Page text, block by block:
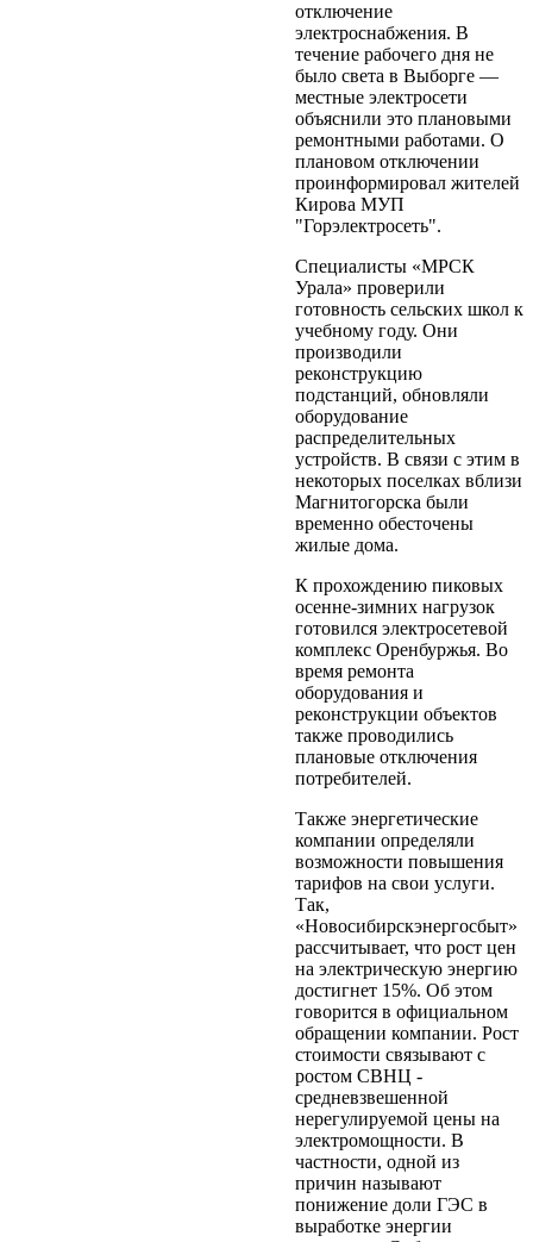
отключение
электроснабжения. В
течение рабочего дня не
было света в Выборге —
местные электросети
объяснили это плановыми
ремонтными работами. О
плановом отключении
проинформировал жителей
Кирова МУП
"Горэлектросеть".
Специалисты «МРСК
Урала» проверили
готовность сельских школ к
учебному году. Они
производили
реконструкцию
подстанций, обновляли
оборудование
распределительных
устройств. В связи с этим в
некоторых поселках вблизи
Магнитогорска были
временно обесточены
жилые дома.
К прохождению пиковых
осенне-зимних нагрузок
готовился электросетевой
комплекс Оренбуржья. Во
время ремонта
оборудования и
реконструкции объектов
также проводились
плановые отключения
потребителей.
Также энергетические
компании определяли
возможности повышения
тарифов на свои услуги.
Так,
«Новосибирскэнергосбыт»
рассчитывает, что рост цен
на электрическую энергию
достигнет 15%. Об этом
говорится в официальном
обращении компании. Рост
стоимости связывают с
ростом СВНЦ -
средневзвешенной
нерегулируемой цены на
электромощности. В
частности, одной из
причин называют
понижение доли ГЭС в
выработке энергии